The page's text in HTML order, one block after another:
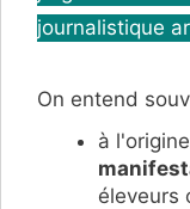
journalistique
On entend
à
éleveurs